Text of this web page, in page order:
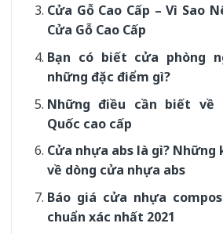
Cửa Gỗ Cao Cấp – Vì Sao
Cửa Gỗ Cao Cấp
Bạn có biết cửa phòng
những đặc điểm gì?
Những điều cần biết về
Quốc cao cấp
Cửa nhựa abs là gì? Những
về dòng cửa nhựa abs
Báo giá cửa nhựa
chuẩn xác nhất 2021